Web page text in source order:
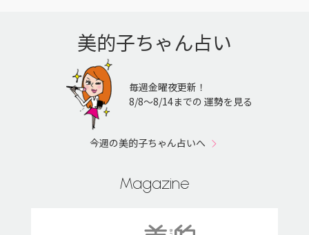
美的子ちゃん占い
毎週金曜夜更新！
8/8〜8/14までの 運勢を見る
今週の美的子ちゃん占いへ
Magazine